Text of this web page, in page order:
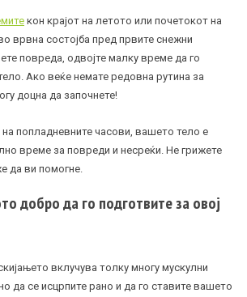
кон крајот на летото или почетокот на
врвна состојба пред првите снежни
повреда, одвојте малку време да го
Ако веќе немате редовна рутина за
доцна да започнете!
попладневните часови, вашето тело е
време за повреди и несреќи. Не грижете
да ви помогне.
добро да го подготвите за овој
вклучува толку многу мускулни
да се исцрпите рано и да го ставите вашето